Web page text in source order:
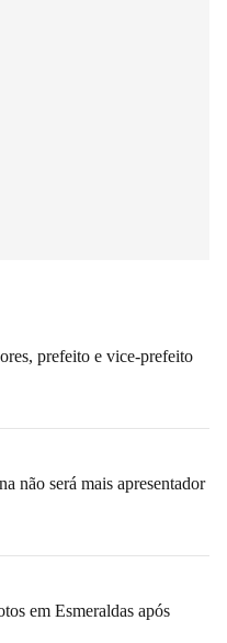
prefeito e vice-prefeito
não será mais apresentador
em Esmeraldas após